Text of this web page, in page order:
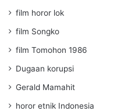
film horor lok
film Songko
film Tomohon 1986
Dugaan korupsi
Gerald Mamahit
horor etnik Indonesia